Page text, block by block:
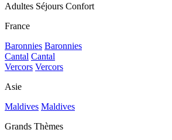
Adultes Séjours Confort
France
Baronnies Baronnies
Cantal Cantal
Vercors Vercors
Asie
Maldives Maldives
Grands Thèmes